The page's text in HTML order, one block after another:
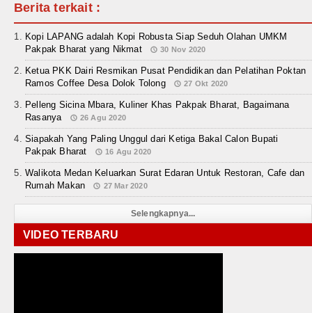
Berita terkait :
Kopi LAPANG adalah Kopi Robusta Siap Seduh Olahan UMKM
Pakpak Bharat yang Nikmat
30 Nov 2020
Ketua PKK Dairi Resmikan Pusat Pendidikan dan Pelatihan Poktan
Ramos Coffee Desa Dolok Tolong
27 Okt 2020
Pelleng Sicina Mbara, Kuliner Khas Pakpak Bharat, Bagaimana
Rasanya
26 Agu 2020
Siapakah Yang Paling Unggul dari Ketiga Bakal Calon Bupati
Pakpak Bharat
16 Agu 2020
Walikota Medan Keluarkan Surat Edaran Untuk Restoran, Cafe dan
Rumah Makan
27 Mar 2020
Selengkapnya...
VIDEO TERBARU